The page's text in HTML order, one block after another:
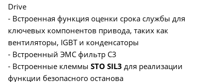
Drive
- Встроенная функция оценки срока службы для
ключевых компонентов привода, таких как
вентиляторы, IGBT и конденсаторы
- Встроенный ЭМС фильтр С3
- Встроенные клеммы STO SIL3 для реализации
функции безопасного останова